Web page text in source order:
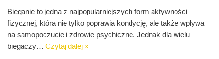
Bieganie to jedna z najpopularniejszych form aktywności
fizycznej, która nie tylko poprawia kondycję, ale także wpływa
na samopoczucie i zdrowie psychiczne. Jednak dla wielu
biegaczy… Czytaj dalej »